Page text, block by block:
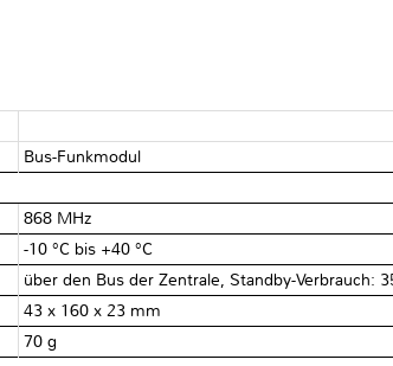
Bus-Funkmodul
868 MHz
-10 °C bis +40 °C
über den Bus der Zentrale, Standby-Verbrauch:
43 x 160 x 23 mm
70 g